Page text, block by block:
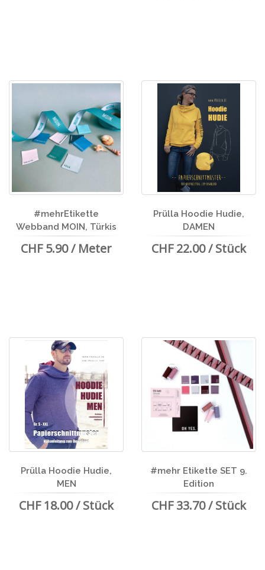
#mehrEtikette
Webband MOIN, Türkis
CHF 5.90 / Meter
Prülla Hoodie Hudie,
DAMEN
CHF 22.00 / Stück
Prülla Hoodie Hudie,
MEN
CHF 18.00 / Stück
#mehr Etikette SET 9.
Edition
CHF 33.70 / Stück